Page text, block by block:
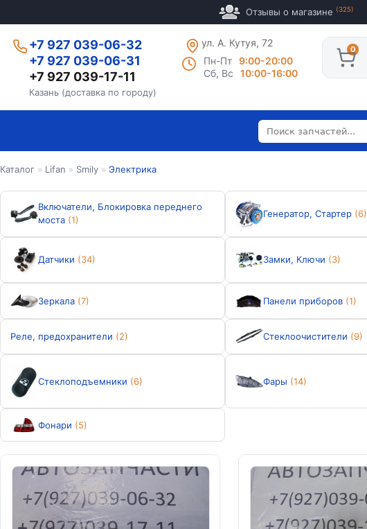
Отзывы о магазине (325)
+7 927 039-06-32
+7 927 039-06-31
+7 927 039-17-11
Казань (доставка по городу)
ул. А. Кутуя, 72
Пн-Пт
9:00-20:00
Сб, Вс
10:00-16:00
Каталог » Lifan » Smily » Электрика
Включатели, Блокировка переднего
моста (1)
Генератор, Стартер (6)
Датчики (34) Замки, Ключи (3)
Зеркала (7) Панели приборов (1)
Реле, предохранители (2) Стеклоочистители (9)
Стеклоподъемники (6) Фары (14)
Фонари (5)